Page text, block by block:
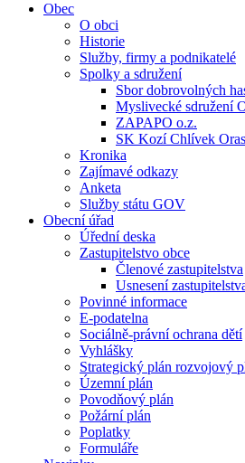
Obec
O obci
Historie
Služby, firmy a podnikatelé
Spolky a sdružení
Sbor dobrovolných
Myslivecké sdružení
ZAPAPO o.z.
SK Kozí Chlívek
Kronika
Zajímavé odkazy
Anketa
Služby státu GOV
Obecní úřad
Úřední deska
Zastupitelstvo obce
Členové zastupitelstva
Usnesení
Povinné informace
E-podatelna
Sociálně-právní ochrana dětí
Vyhlášky
Strategický plán rozvojový
Územní plán
Povodňový plán
Požární plán
Poplatky
Formuláře